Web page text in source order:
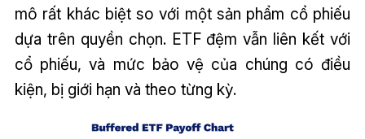
mô rất khác biệt so với một sản phẩm cổ phiếu
dựa trên quyền chọn. ETF đệm vẫn liên kết với
cổ phiếu, và mức bảo vệ của chúng có điều
kiện, bị giới hạn và theo từng kỳ.